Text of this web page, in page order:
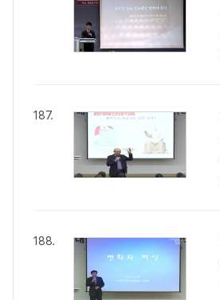
187.
188.